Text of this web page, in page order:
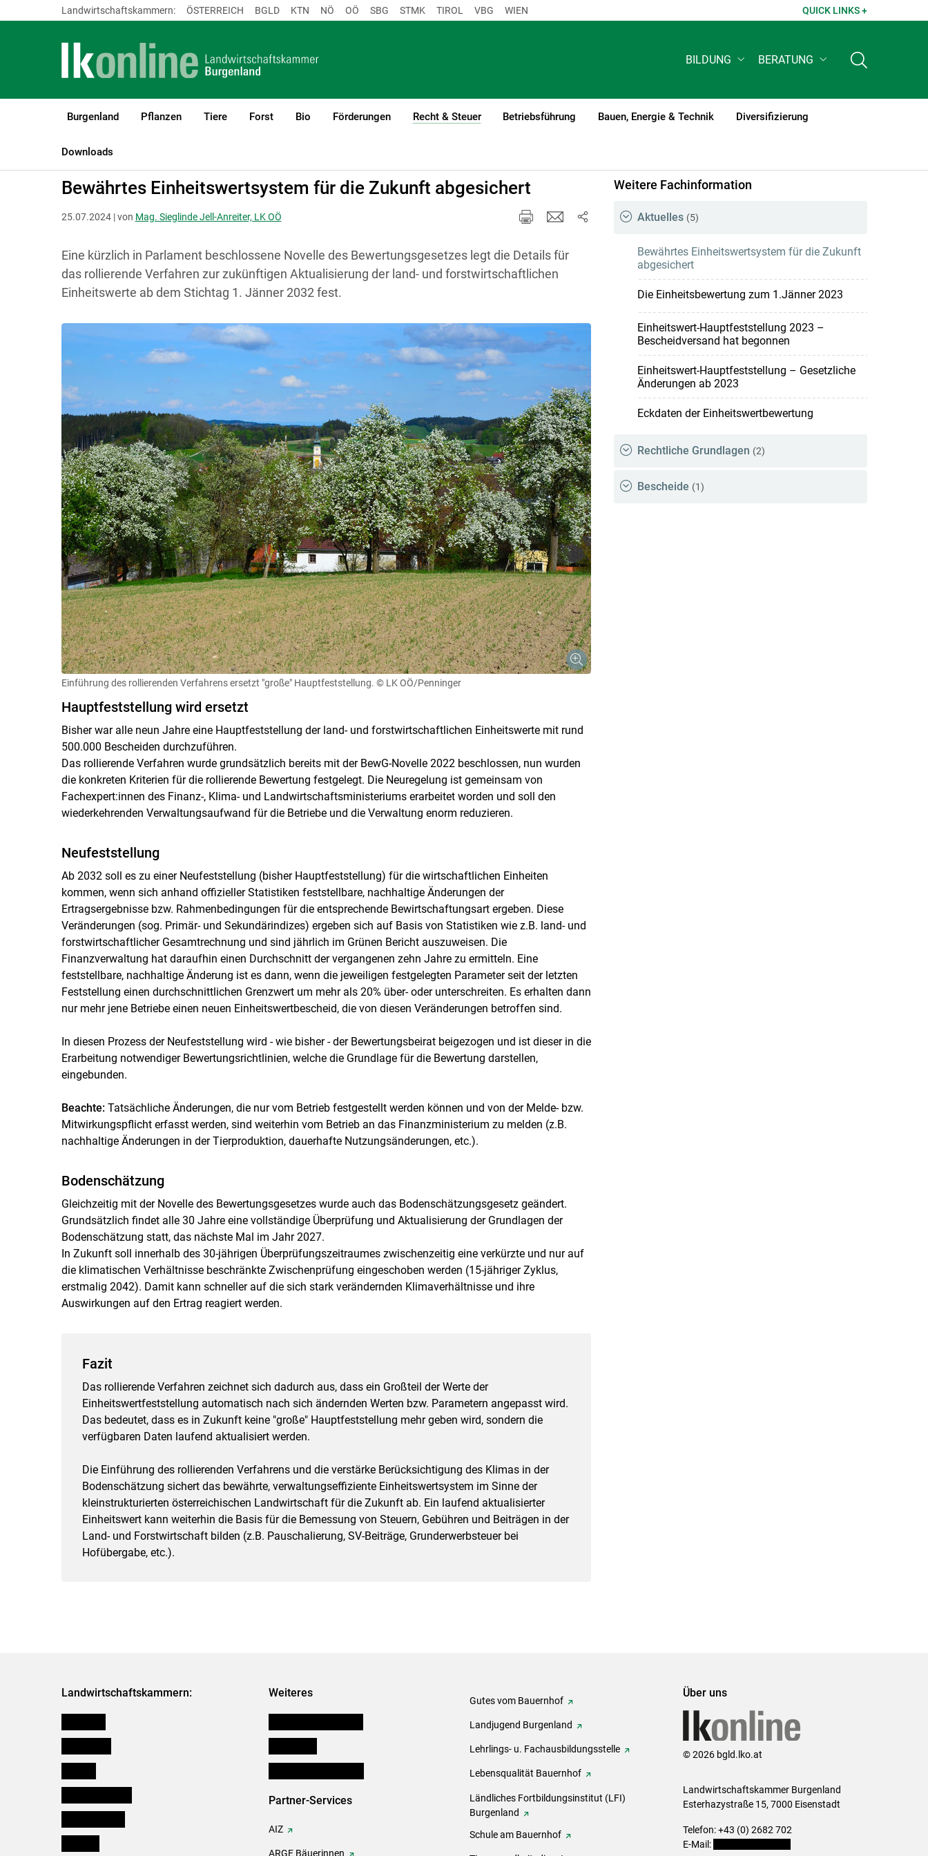
Skip to main content
Landwirtschaftskammern: ÖSTERREICH BGLD KTN NÖ OÖ SBG STMK TIROL VBG WIEN QUICK LINKS +
BILDUNG BERATUNG
Burgenland Pflanzen Tiere Forst Bio Förderungen Recht & Steuer
(current)1
Betriebsführung Bauen, Energie & Technik Diversifizierung
Downloads
LK Burgenland
Bewährtes Einheitswertsystem für die Zukunft abgesichert
25.07.2024 | von Mag. Sieglinde Jell-Anreiter, LK OÖ
Eine kürzlich in Parlament beschlossene Novelle des Bewertungsgesetzes legt die Details für
das rollierende Verfahren zur zukünftigen Aktualisierung der land- und forstwirtschaftlichen
Einheitswerte ab dem Stichtag 1. Jänner 2032 fest.
Einführung des rollierenden Verfahrens ersetzt "große" Hauptfeststellung. © LK OÖ/Penninger
Hauptfeststellung wird ersetzt
Bisher war alle neun Jahre eine Hauptfeststellung der land- und forstwirtschaftlichen Einheitswerte mit rund
500.000 Bescheiden durchzuführen.
Das rollierende Verfahren wurde grundsätzlich bereits mit der BewG-Novelle 2022 beschlossen, nun wurden
die konkreten Kriterien für die rollierende Bewertung festgelegt. Die Neuregelung ist gemeinsam von
Fachexpert:innen des Finanz-, Klima- und Landwirtschaftsministeriums erarbeitet worden und soll den
wiederkehrenden Verwaltungsaufwand für die Betriebe und die Verwaltung enorm reduzieren.
Neufeststellung
Ab 2032 soll es zu einer Neufeststellung (bisher Hauptfeststellung) für die wirtschaftlichen Einheiten
kommen, wenn sich anhand offizieller Statistiken feststellbare, nachhaltige Änderungen der
Ertragsergebnisse bzw. Rahmenbedingungen für die entsprechende Bewirtschaftungsart ergeben. Diese
Veränderungen (sog. Primär- und Sekundärindizes) ergeben sich auf Basis von Statistiken wie z.B. land- und
forstwirtschaftlicher Gesamtrechnung und sind jährlich im Grünen Bericht auszuweisen. Die
Finanzverwaltung hat daraufhin einen Durchschnitt der vergangenen zehn Jahre zu ermitteln. Eine
feststellbare, nachhaltige Änderung ist es dann, wenn die jeweiligen festgelegten Parameter seit der letzten
Feststellung einen durchschnittlichen Grenzwert um mehr als 20% über- oder unterschreiten. Es erhalten dann
nur mehr jene Betriebe einen neuen Einheitswertbescheid, die von diesen Veränderungen betroffen sind.
In diesen Prozess der Neufeststellung wird - wie bisher - der Bewertungsbeirat beigezogen und ist dieser in die
Erarbeitung notwendiger Bewertungsrichtlinien, welche die Grundlage für die Bewertung darstellen,
eingebunden.
Beachte:Tatsächliche Änderungen, die nur vom Betrieb festgestellt werden können und von der Melde- bzw.
Mitwirkungspflicht erfasst werden, sind weiterhin vom Betrieb an das Finanzministerium zu melden (z.B.
nachhaltige Änderungen in der Tierproduktion, dauerhafte Nutzungsänderungen, etc.).
Bodenschätzung
Gleichzeitig mit der Novelle des Bewertungsgesetzes wurde auch das Bodenschätzungsgesetz geändert.
Grundsätzlich findet alle 30 Jahre eine vollständige Überprüfung und Aktualisierung der Grundlagen der
Bodenschätzung statt, das nächste Mal im Jahr 2027.
In Zukunft soll innerhalb des 30-jährigen Überprüfungszeitraumes zwischenzeitig eine verkürzte und nur auf
die klimatischen Verhältnisse beschränkte Zwischenprüfung eingeschoben werden (15-jähriger Zyklus,
erstmalig 2042). Damit kann schneller auf die sich stark verändernden Klimaverhältnisse und ihre
Auswirkungen auf den Ertrag reagiert werden.
Fazit
Das rollierende Verfahren zeichnet sich dadurch aus, dass ein Großteil der Werte der
Einheitswertfeststellung automatisch nach sich ändernden Werten bzw. Parametern angepasst wird.
Das bedeutet, dass es in Zukunft keine "große" Hauptfeststellung mehr geben wird, sondern die
verfügbaren Daten laufend aktualisiert werden.
Die Einführung des rollierenden Verfahrens und die verstärke Berücksichtigung des Klimas in der
Bodenschätzung sichert das bewährte, verwaltungseffiziente Einheitswertsystem im Sinne der
kleinstrukturierten österreichischen Landwirtschaft für die Zukunft ab. Ein laufend aktualisierter
Einheitswert kann weiterhin die Basis für die Bemessung von Steuern, Gebühren und Beiträgen in der
Land- und Forstwirtschaft bilden (z.B. Pauschalierung, SV-Beiträge, Grunderwerbsteuer bei
Hofübergabe, etc.).
Weitere Fachinformation
Aktuelles (5)
Bewährtes Einheitswertsystem für die Zukunft
abgesichert
Die Einheitsbewertung zum 1.Jänner 2023
Einheitswert-Hauptfeststellung 2023 –
Bescheidversand hat begonnen
Einheitswert-Hauptfeststellung – Gesetzliche
Änderungen ab 2023
Eckdaten der Einheitswertbewertung
Rechtliche Grundlagen (2)
Bescheide (1)
Landwirtschaftskammern: Weiteres
Partner-Services
AIZ
ARGE Bäuerinnen
Gutes vom Bauernhof
Landjugend Burgenland
Lehrlings- u. Fachausbildungsstelle
Lebensqualität Bauernhof
Ländliches Fortbildungsinstitut (LFI)
Burgenland
Schule am Bauernhof
Über uns
© 2026 bgld.lko.at
Landwirtschaftskammer Burgenland
Esterhazystraße 15, 7000 Eisenstadt
Telefon: +43 (0) 2682 702
E-Mail: